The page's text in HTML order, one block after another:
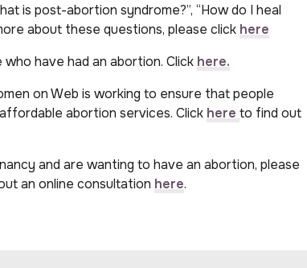
is post-abortion syndrome?”, “How do I heal
about these questions, please click here
have had an abortion. Click here.
on Web is working to ensure that people
affordable abortion services. Click here to find out
and are wanting to have an abortion, please
an online consultation here.